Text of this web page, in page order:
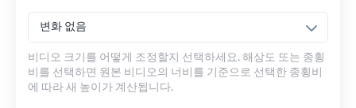
변화 없음
비디오 크기를 어떻게 조정할지 선택하세요. 해상도 또는 종횡
비를 선택하면 원본 비디오의 너비를 기준으로 선택한 종횡비
에 따라 새 높이가 계산됩니다.